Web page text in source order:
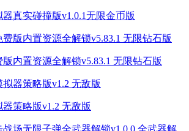
真实碰撞版v1.0.1无限金币版
内置资源全解锁v5.83.1 无限钻石版
策略版v1.2 无敌版